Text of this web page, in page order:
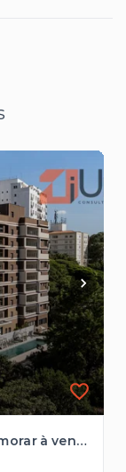
Apartamento Garden pronto para morar à venda 166m², 3 suítes, 3 vagas em Perdizes